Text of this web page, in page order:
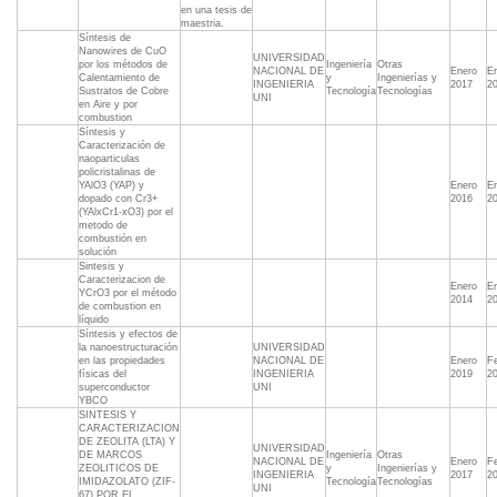
en una tesis de
maestria.
Síntesis de
Nanowires de CuO
por los métodos de
Calentamiento de
Sustratos de Cobre
en Aire y por
combustion
UNIVERSIDAD
NACIONAL DE
INGENIERIA
UNI
Ingeniería
y
Tecnología
Otras
Ingenierías y
Tecnologías
Enero
2017
Síntesis y
Caracterización de
naoparticulas
policristalinas de
YAlO3 (YAP) y
dopado con Cr3+
(YAlxCr1-xO3) por el
metodo de
combustión en
solución
Enero
2016
Sintesis y
Caracterizacion de
YCrO3 por el método
de combustion en
líquido
Enero
2014
Síntesis y efectos de
la nanoestructuración
en las propiedades
físicas del
superconductor
YBCO
UNIVERSIDAD
NACIONAL DE
INGENIERIA
UNI
Enero
2019
SINTESIS Y
CARACTERIZACION
DE ZEOLITA (LTA) Y
DE MARCOS
ZEOLITICOS DE
IMIDAZOLATO (ZIF-
67) POR EL
UNIVERSIDAD
NACIONAL DE
INGENIERIA
UNI
Ingeniería
y
Tecnología
Otras
Ingenierías y
Tecnologías
Enero
2017